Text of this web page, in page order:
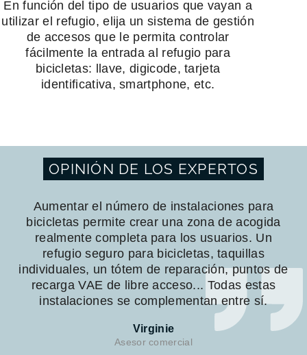
En función del tipo de usuarios que vayan a
utilizar el refugio, elija un sistema de gestión
de accesos que le permita controlar
fácilmente la entrada al refugio para
bicicletas: llave, digicode, tarjeta
identificativa, smartphone, etc.
OPINIÓN DE LOS EXPERTOS
Aumentar el número de instalaciones para
bicicletas permite crear una zona de acogida
realmente completa para los usuarios. Un
refugio seguro para bicicletas, taquillas
individuales, un tótem de reparación, puntos de
recarga VAE de libre acceso... Todas estas
instalaciones se complementan entre sí.
Virginie
Asesor comercial